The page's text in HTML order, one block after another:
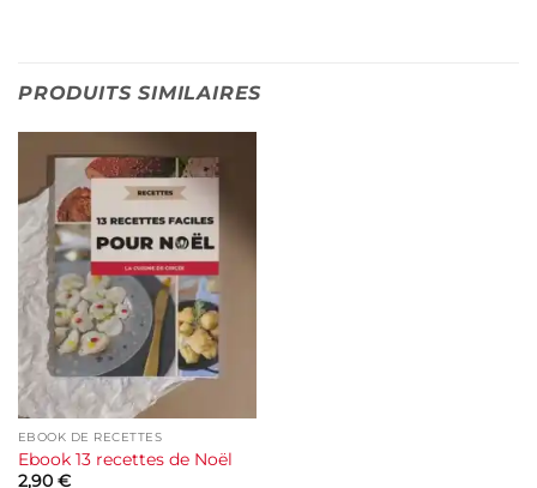
PRODUITS SIMILAIRES
EBOOK DE RECETTES
Ebook 13 recettes de Noël
2,90 €